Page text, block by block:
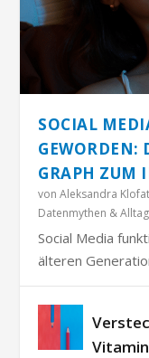
SOCIAL
GEWORDEN:
GRAPH ZUM
vonAleksandra Klofat
Datenmythen &
Social Media
älteren